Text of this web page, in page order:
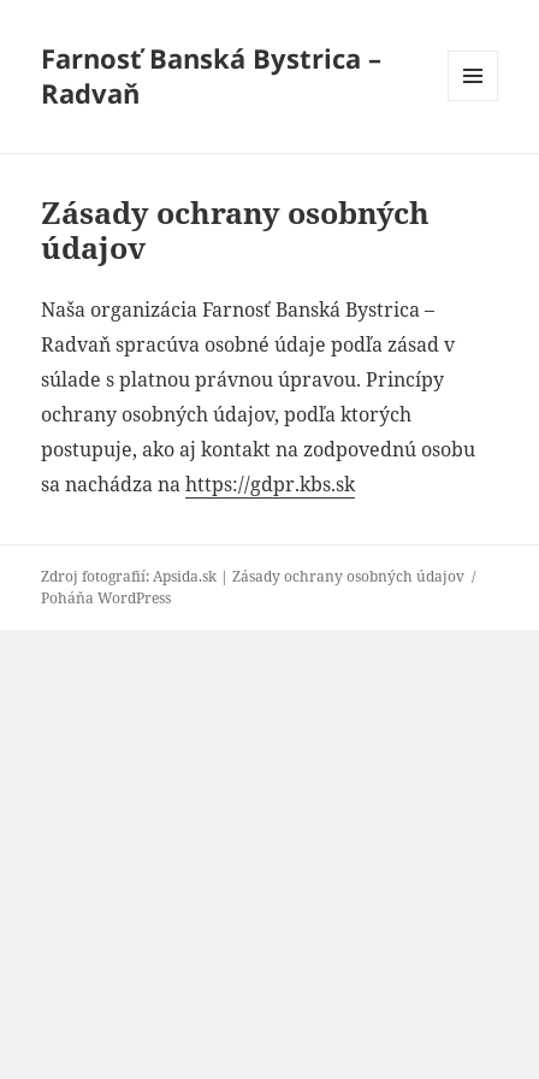
Farnosť Banská Bystrica –
Radvaň
Zásady ochrany osobných
údajov
Naša organizácia Farnosť Banská Bystrica –
Radvaň spracúva osobné údaje podľa zásad v
súlade s platnou právnou úpravou. Princípy
ochrany osobných údajov, podľa ktorých
postupuje, ako aj kontakt na zodpovednú osobu
sa nachádza nahttps://gdpr.kbs.sk
Zdroj fotografií:Apsida.sk |Zásady ochrany osobných údajov
Poháňa WordPress